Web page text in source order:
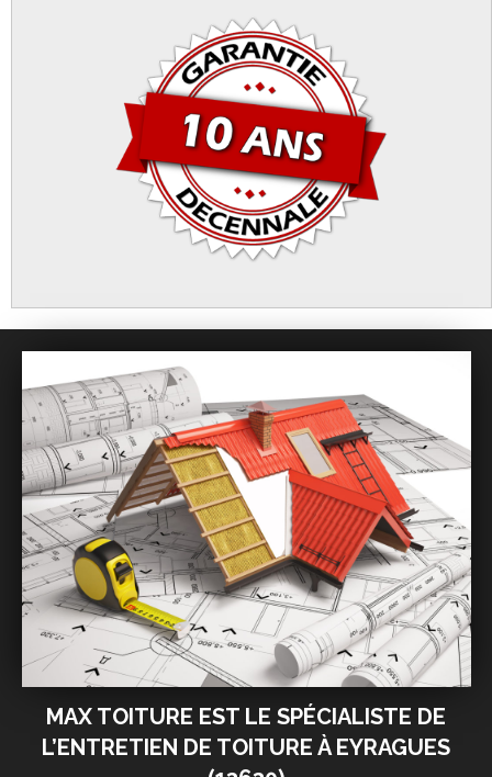
MAX TOITURE EST LE SPÉCIALISTE DE
L’ENTRETIEN DE TOITURE À EYRAGUES